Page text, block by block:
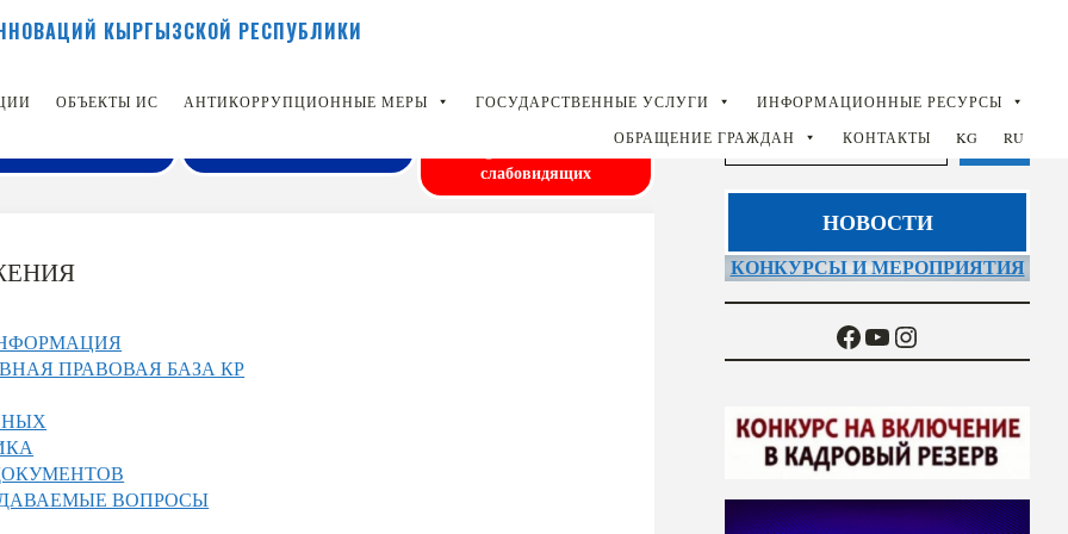
НОВАЦИЙ КЫРГЫЗСКОЙ РЕСПУБЛИКИ
ОБЪЕКТЫ ИС АНТИКОРРУПЦИОННЫЕ МЕРЫ ГОСУДАРСТВЕННЫЕ УСЛУГИ
ИНФОРМАЦИОННЫЕ РЕСУРСЫ
ОБРАЩЕНИЕ ГРАЖДАН
КОНТАКТЫ KG RU
слабовидящих
ПРАВОВАЯ БАЗА КР
ВОПРОСЫ
НОВОСТИ
КОНКУРСЫ И МЕРОПРИЯТИЯ
Facebook
YouTube
Instagram